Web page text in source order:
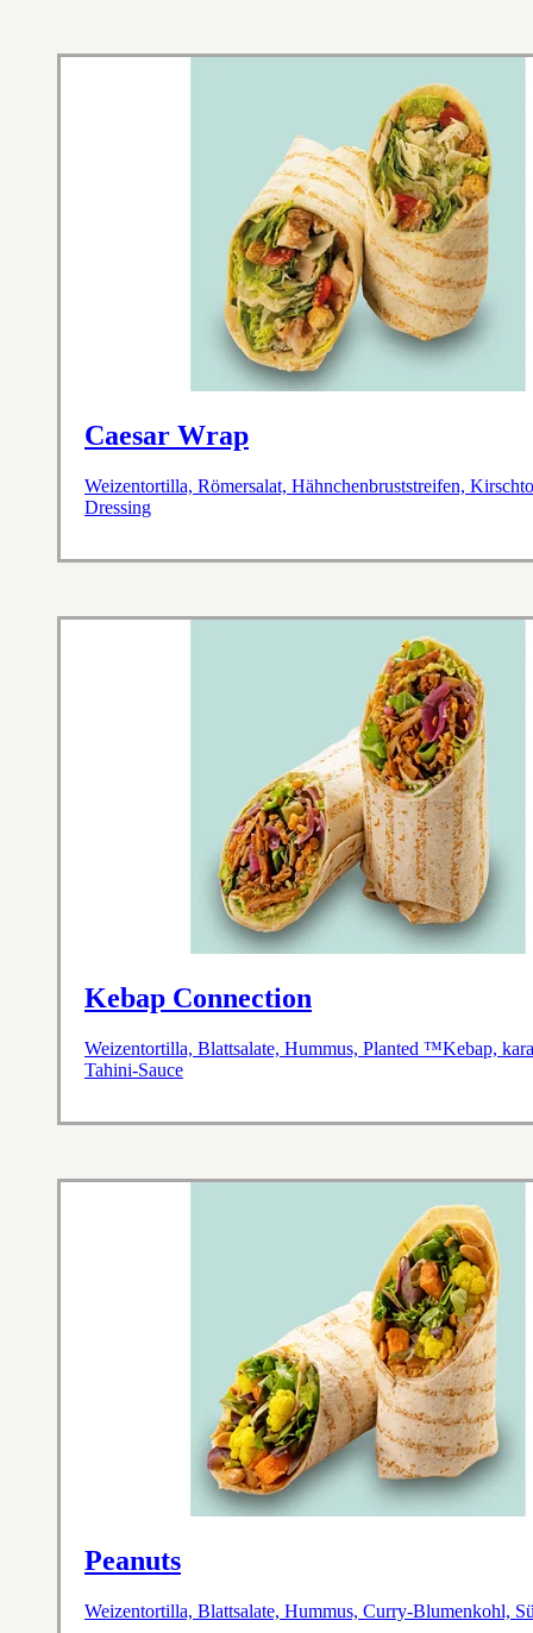
Caesar Wrap
Weizentortilla, Römersalat, Hähnchenbruststreifen,
Dressing
Kebap Connection
Weizentortilla, Blattsalate, Hummus, Planted ™Kebap,
Tahini-Sauce
Peanuts
Weizentortilla, Blattsalate, Hummus, Curry-Blumenkohl,